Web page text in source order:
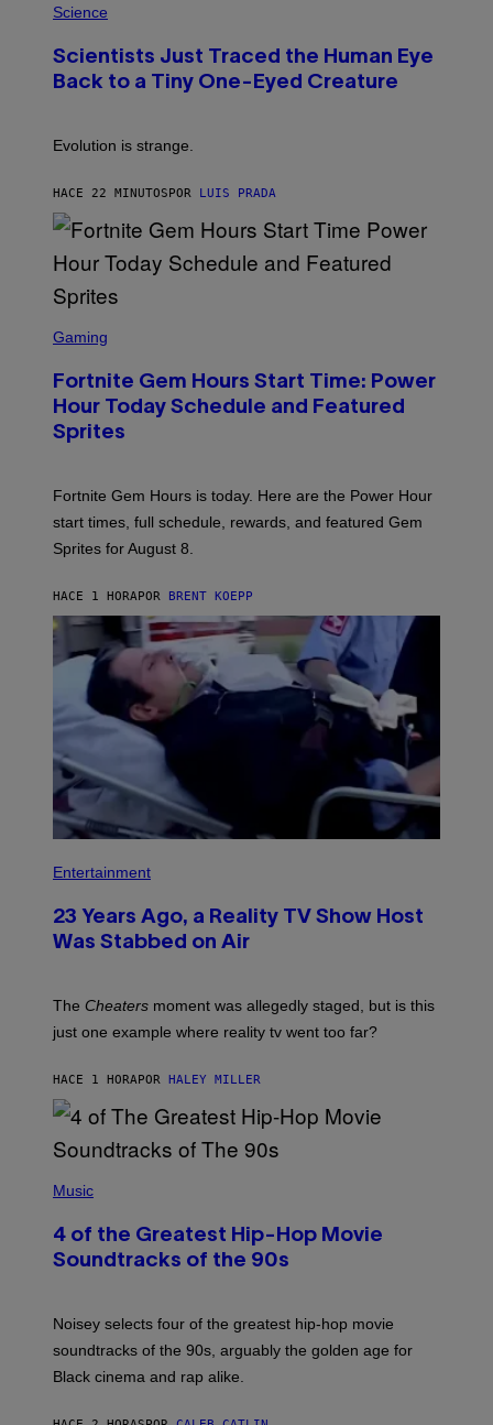
O
S
T
H
O
:
C
I
G
S
G
E
T
T
I
A
G
E
S
Science
Scientists Just Traced the Human Eye
Back to a Tiny One-Eyed Creature
Evolution is strange.
HACE 22 MINUTOSPOR LUIS PRADA
C
E
N
S
H
E
I
C
M
E
S
Gaming
Fortnite Gem Hours Start Time: Power
Hour Today Schedule and Featured
Sprites
Fortnite Gem Hours is today. Here are the Power Hour
start times, full schedule, rewards, and featured Gem
Sprites for August 8.
HACE 1 HORAPOR BRENT KOEPP
Entertainment
23 Years Ago, a Reality TV Show Host
Was Stabbed on Air
The Cheaters moment was allegedly staged, but is this
just one example where reality tv went too far?
HACE 1 HORAPOR HALEY MILLER
P
T
O
B
O
L
A
R
A
Music
4 of the Greatest Hip-Hop Movie
Soundtracks of the 90s
Noisey selects four of the greatest hip-hop movie
soundtracks of the 90s, arguably the golden age for
Black cinema and rap alike.